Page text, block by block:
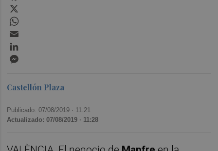
Castellón Plaza
Publicado: 07/08/2019 · 11:21
Actualizado: 07/08/2019 · 11:28